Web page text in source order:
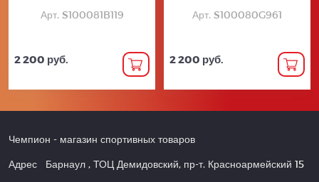
Арт. S100081B119
2 200 руб.
Арт. S100080G961
2 200 руб.
Чемпион - магазин спортивных товаров
Адрес Барнаул , ТОЦ Демидовский, пр-т. Красноармейский 15